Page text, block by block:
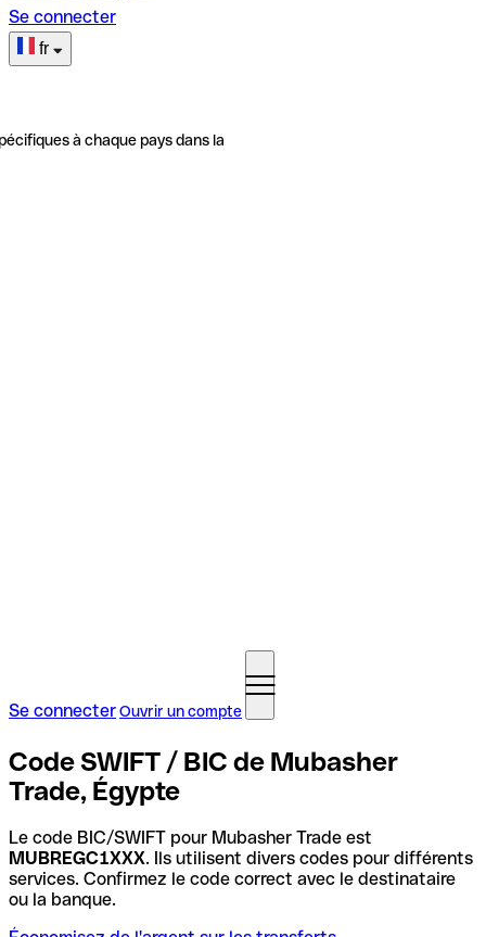
Se connecter
fr
à chaque pays dans la
Se connecterOuvrir un compte
Code SWIFT / BIC de Mubasher
Trade, Égypte
Le code BIC/SWIFT pour Mubasher Trade est
MUBREGC1XXX. Ils utilisent divers codes pour différents
services. Confirmez le code correct avec le destinataire
ou la banque.